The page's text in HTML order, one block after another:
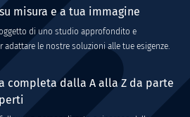
misura e a tua immagine
di uno studio approfondito e
adattare le nostre soluzioni alle tue esigenze.
completa dalla A alla Z da parte